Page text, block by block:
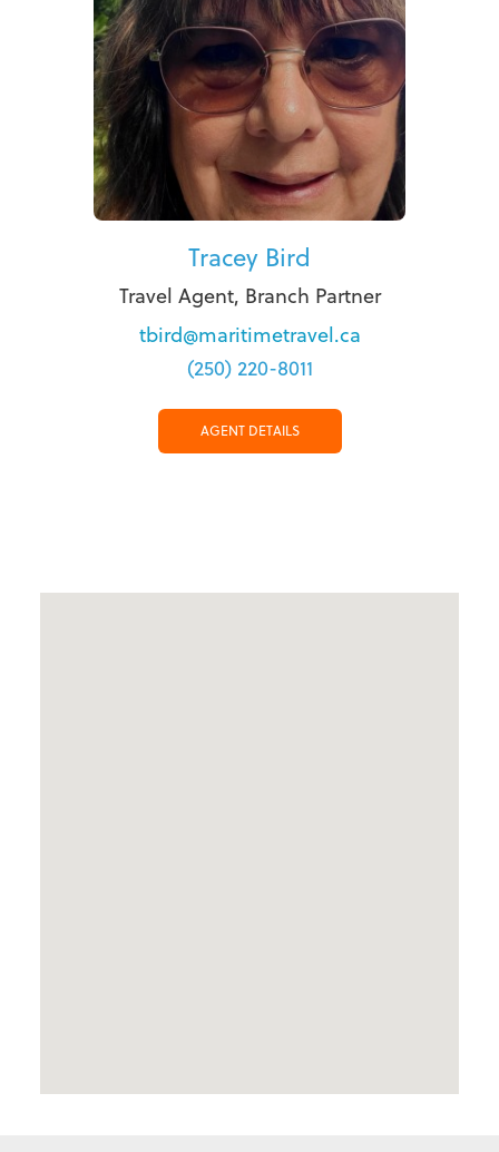
Tracey Bird
Travel Agent, Branch Partner
tbird@maritimetravel.ca
(250) 220-8011
AGENT DETAILS